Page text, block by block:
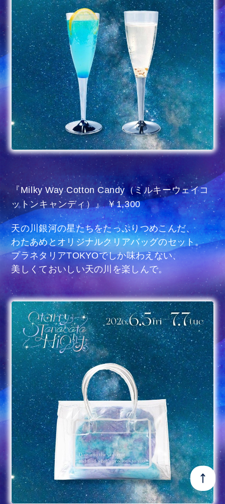
『Milky Way Cotton Candy（ミルキーウェイコ
ットンキャンディ）』 ￥1,300
天の川銀河の星たちをたっぷりつめこんだ、
わたあめとオリジナルクリアバッグのセット。
プラネタリアTOKYOでしか味わえない、
美しくておいしい天の川を楽しんで。